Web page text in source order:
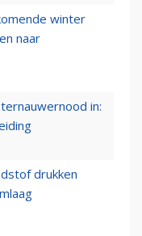
winter
naar
in:
drukken